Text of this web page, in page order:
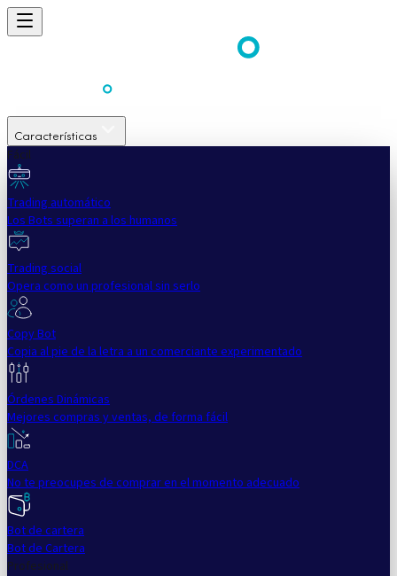
Características
Fácil
Trading automático
Los Bots superan a los humanos
Trading social
Opera como un profesional sin serlo
Copy Bot
Copia al pie de la letra a un comerciante experimentado
Órdenes Dinámicas
Mejores compras y ventas, de forma fácil
DCA
No te preocupes de comprar en el momento adecuado
Bot de cartera
Bot de Cartera
Profesional